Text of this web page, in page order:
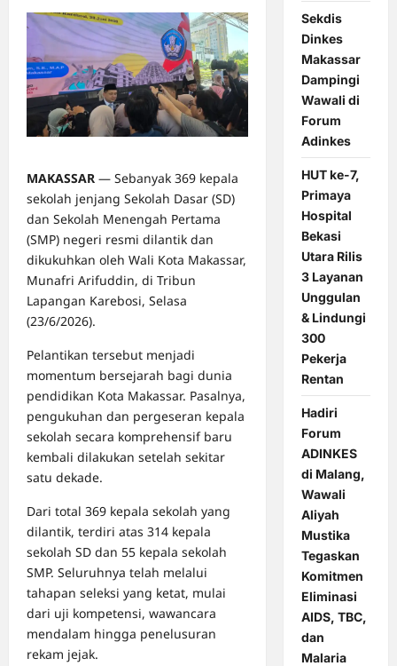
MAKASSAR — Sebanyak 369 kepala
sekolah jenjang Sekolah Dasar (SD)
dan Sekolah Menengah Pertama
(SMP) negeri resmi dilantik dan
dikukuhkan oleh Wali Kota Makassar,
Munafri Arifuddin, di Tribun
Lapangan Karebosi, Selasa
(23/6/2026).
Pelantikan tersebut menjadi
momentum bersejarah bagi dunia
pendidikan Kota Makassar. Pasalnya,
pengukuhan dan pergeseran kepala
sekolah secara komprehensif baru
kembali dilakukan setelah sekitar
satu dekade.
Dari total 369 kepala sekolah yang
dilantik, terdiri atas 314 kepala
sekolah SD dan 55 kepala sekolah
SMP. Seluruhnya telah melalui
tahapan seleksi yang ketat, mulai
dari uji kompetensi, wawancara
mendalam hingga penelusuran
rekam jejak.
Sekdis
Dinkes
Makassar
Dampingi
Wawali di
Forum
Adinkes
HUT ke-7,
Primaya
Hospital
Bekasi
Utara Rilis
3 Layanan
Unggulan
& Lindungi
300
Pekerja
Rentan
Hadiri
Forum
ADINKES
di Malang,
Wawali
Aliyah
Mustika
Tegaskan
Komitmen
Eliminasi
AIDS, TBC,
dan
Malaria